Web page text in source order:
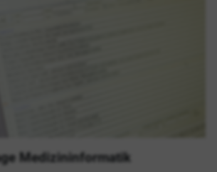
Medizininformatik